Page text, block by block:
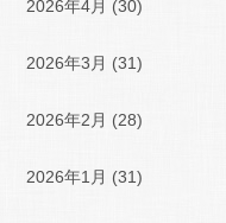
2026年4月 (30)
2026年3月 (31)
2026年2月 (28)
2026年1月 (31)